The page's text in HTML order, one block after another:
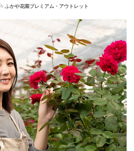
ふかや花園プレミアム・アウトレット